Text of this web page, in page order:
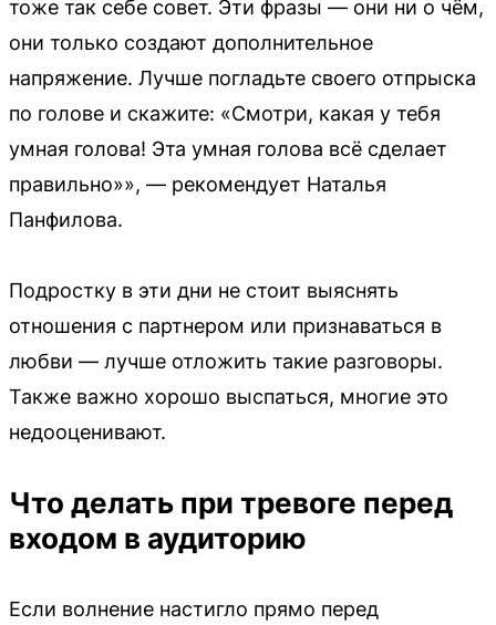
тоже так себе совет. Эти фразы — они ни о чём,
они только создают дополнительное
напряжение. Лучше погладьте своего отпрыска
по голове и скажите: «Смотри, какая у тебя
умная голова! Эта умная голова всё сделает
правильно»», — рекомендует Наталья
Панфилова.
Подростку в эти дни не стоит выяснять
отношения с партнером или признаваться в
любви — лучше отложить такие разговоры.
Также важно хорошо выспаться, многие это
недооценивают.
Что делать при тревоге перед
входом в аудиторию
Если волнение настигло прямо перед